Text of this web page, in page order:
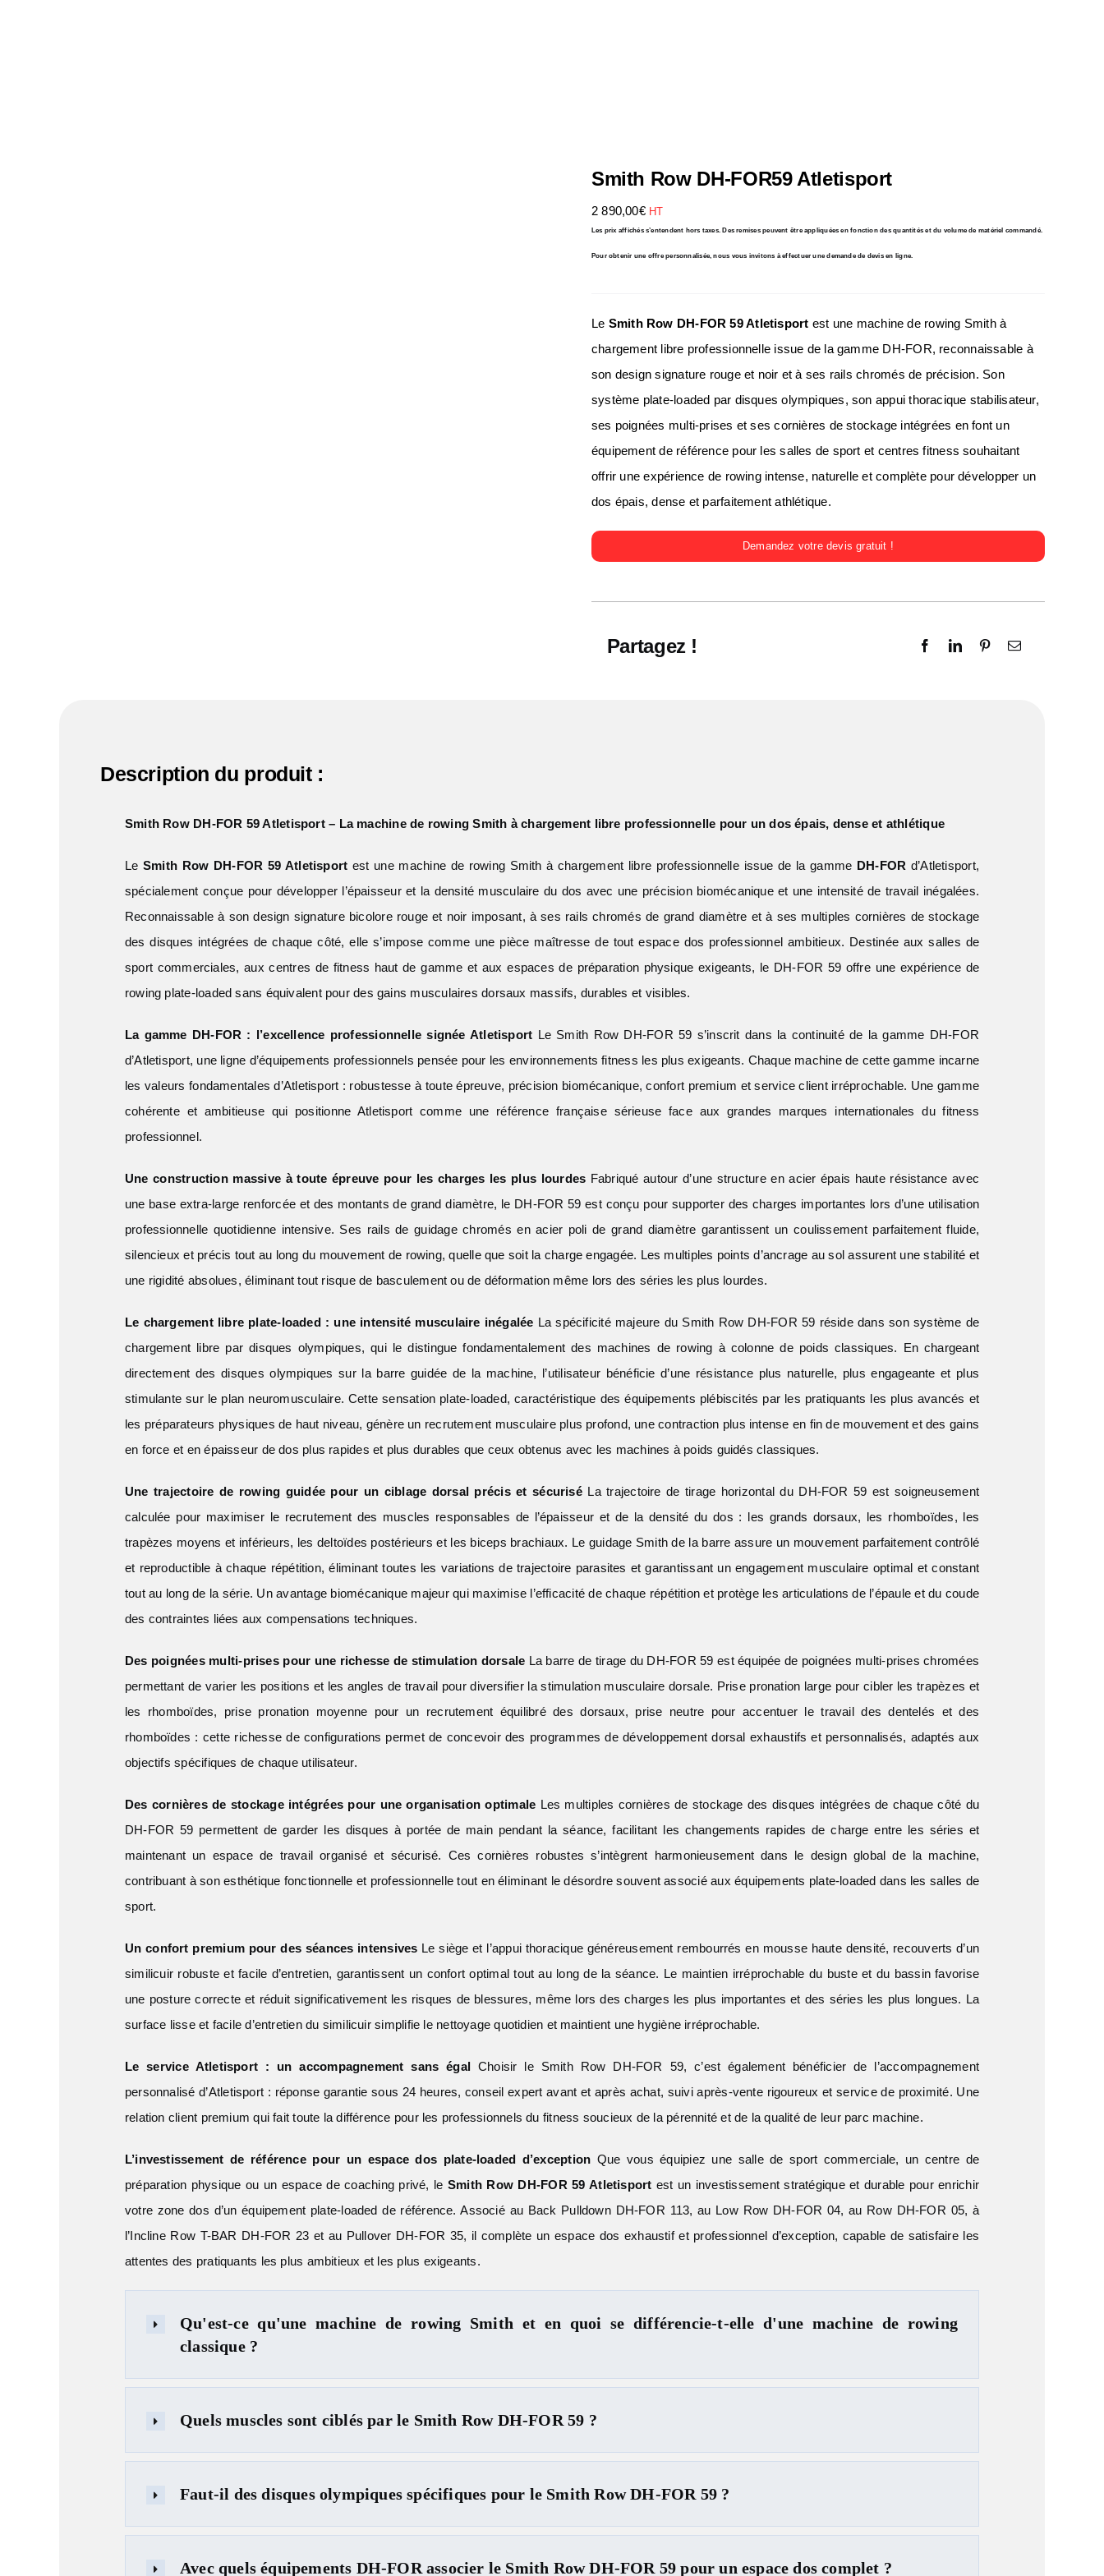
Smith Row DH-FOR59 Atletisport
2 890,00€ HT
Les prix affichés s’entendent hors taxes. Des remises peuvent être appliquées en fonction des quantités et du volume de matériel commandé.
Pour obtenir une offre personnalisée, nous vous invitons à effectuer une demande de devis en ligne.
Le Smith Row DH-FOR 59 Atletisport est une machine de rowing Smith à
chargement libre professionnelle issue de la gamme DH-FOR, reconnaissable à
son design signature rouge et noir et à ses rails chromés de précision. Son
système plate-loaded par disques olympiques, son appui thoracique stabilisateur,
ses poignées multi-prises et ses cornières de stockage intégrées en font un
équipement de référence pour les salles de sport et centres fitness souhaitant
offrir une expérience de rowing intense, naturelle et complète pour développer un
dos épais, dense et parfaitement athlétique.
Demandez votre devis gratuit !
Partagez !
Description du produit :
Smith Row DH-FOR 59 Atletisport – La machine de rowing Smith à chargement libre professionnelle pour un dos épais, dense et athlétique
Le Smith Row DH-FOR 59 Atletisport est une machine de rowing Smith à chargement libre professionnelle issue de la gamme DH-FOR d’Atletisport,
spécialement conçue pour développer l’épaisseur et la densité musculaire du dos avec une précision biomécanique et une intensité de travail inégalées.
Reconnaissable à son design signature bicolore rouge et noir imposant, à ses rails chromés de grand diamètre et à ses multiples cornières de stockage
des disques intégrées de chaque côté, elle s’impose comme une pièce maîtresse de tout espace dos professionnel ambitieux. Destinée aux salles de
sport commerciales, aux centres de fitness haut de gamme et aux espaces de préparation physique exigeants, le DH-FOR 59 offre une expérience de
rowing plate-loaded sans équivalent pour des gains musculaires dorsaux massifs, durables et visibles.
La gamme DH-FOR : l’excellence professionnelle signée Atletisport Le Smith Row DH-FOR 59 s’inscrit dans la continuité de la gamme DH-FOR
d’Atletisport, une ligne d’équipements professionnels pensée pour les environnements fitness les plus exigeants. Chaque machine de cette gamme incarne
les valeurs fondamentales d’Atletisport : robustesse à toute épreuve, précision biomécanique, confort premium et service client irréprochable. Une gamme
cohérente et ambitieuse qui positionne Atletisport comme une référence française sérieuse face aux grandes marques internationales du fitness
professionnel.
Une construction massive à toute épreuve pour les charges les plus lourdes Fabriqué autour d’une structure en acier épais haute résistance avec
une base extra-large renforcée et des montants de grand diamètre, le DH-FOR 59 est conçu pour supporter des charges importantes lors d’une utilisation
professionnelle quotidienne intensive. Ses rails de guidage chromés en acier poli de grand diamètre garantissent un coulissement parfaitement fluide,
silencieux et précis tout au long du mouvement de rowing, quelle que soit la charge engagée. Les multiples points d’ancrage au sol assurent une stabilité et
une rigidité absolues, éliminant tout risque de basculement ou de déformation même lors des séries les plus lourdes.
Le chargement libre plate-loaded : une intensité musculaire inégalée La spécificité majeure du Smith Row DH-FOR 59 réside dans son système de
chargement libre par disques olympiques, qui le distingue fondamentalement des machines de rowing à colonne de poids classiques. En chargeant
directement des disques olympiques sur la barre guidée de la machine, l’utilisateur bénéficie d’une résistance plus naturelle, plus engageante et plus
stimulante sur le plan neuromusculaire. Cette sensation plate-loaded, caractéristique des équipements plébiscités par les pratiquants les plus avancés et
les préparateurs physiques de haut niveau, génère un recrutement musculaire plus profond, une contraction plus intense en fin de mouvement et des gains
en force et en épaisseur de dos plus rapides et plus durables que ceux obtenus avec les machines à poids guidés classiques.
Une trajectoire de rowing guidée pour un ciblage dorsal précis et sécuriséLa trajectoire de tirage horizontal du DH-FOR 59 est soigneusement
calculée pour maximiser le recrutement des muscles responsables de l’épaisseur et de la densité du dos : les grands dorsaux, les rhomboïdes, les
trapèzes moyens et inférieurs, les deltoïdes postérieurs et les biceps brachiaux. Le guidage Smith de la barre assure un mouvement parfaitement contrôlé
et reproductible à chaque répétition, éliminant toutes les variations de trajectoire parasites et garantissant un engagement musculaire optimal et constant
tout au long de la série. Un avantage biomécanique majeur qui maximise l’efficacité de chaque répétition et protège les articulations de l’épaule et du coude
des contraintes liées aux compensations techniques.
Des poignées multi-prises pour une richesse de stimulation dorsale La barre de tirage du DH-FOR 59 est équipée de poignées multi-prises chromées
permettant de varier les positions et les angles de travail pour diversifier la stimulation musculaire dorsale. Prise pronation large pour cibler les trapèzes et
les rhomboïdes, prise pronation moyenne pour un recrutement équilibré des dorsaux, prise neutre pour accentuer le travail des dentelés et des
rhomboïdes : cette richesse de configurations permet de concevoir des programmes de développement dorsal exhaustifs et personnalisés, adaptés aux
objectifs spécifiques de chaque utilisateur.
Des cornières de stockage intégrées pour une organisation optimale Les multiples cornières de stockage des disques intégrées de chaque côté du
DH-FOR 59 permettent de garder les disques à portée de main pendant la séance, facilitant les changements rapides de charge entre les séries et
maintenant un espace de travail organisé et sécurisé. Ces cornières robustes s’intègrent harmonieusement dans le design global de la machine,
contribuant à son esthétique fonctionnelle et professionnelle tout en éliminant le désordre souvent associé aux équipements plate-loaded dans les salles de
sport.
Un confort premium pour des séances intensives Le siège et l’appui thoracique généreusement rembourrés en mousse haute densité, recouverts d’un
similicuir robuste et facile d’entretien, garantissent un confort optimal tout au long de la séance. Le maintien irréprochable du buste et du bassin favorise
une posture correcte et réduit significativement les risques de blessures, même lors des charges les plus importantes et des séries les plus longues. La
surface lisse et facile d’entretien du similicuir simplifie le nettoyage quotidien et maintient une hygiène irréprochable.
Le service Atletisport : un accompagnement sans égal Choisir le Smith Row DH-FOR 59, c’est également bénéficier de l’accompagnement
personnalisé d’Atletisport : réponse garantie sous 24 heures, conseil expert avant et après achat, suivi après-vente rigoureux et service de proximité. Une
relation client premium qui fait toute la différence pour les professionnels du fitness soucieux de la pérennité et de la qualité de leur parc machine.
L’investissement de référence pour un espace dos plate-loaded d’exception Que vous équipiez une salle de sport commerciale, un centre de
préparation physique ou un espace de coaching privé, le Smith Row DH-FOR 59 Atletisport est un investissement stratégique et durable pour enrichir
votre zone dos d’un équipement plate-loaded de référence. Associé au Back Pulldown DH-FOR 113, au Low Row DH-FOR 04, au Row DH-FOR 05, à
l’Incline Row T-BAR DH-FOR 23 et au Pullover DH-FOR 35, il complète un espace dos exhaustif et professionnel d’exception, capable de satisfaire les
attentes des pratiquants les plus ambitieux et les plus exigeants.
Qu'est-ce qu'une machine de rowing Smith et en quoi se différencie-t-elle d'une machine de rowing
classique ?
Quels muscles sont ciblés par le Smith Row DH-FOR 59 ?
Faut-il des disques olympiques spécifiques pour le Smith Row DH-FOR 59 ?
Avec quels équipements DH-FOR associer le Smith Row DH-FOR 59 pour un espace dos complet ?